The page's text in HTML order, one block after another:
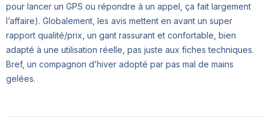
pour lancer un GPS ou répondre à un appel, ça fait largement
l’affaire). Globalement, les avis mettent en avant un super
rapport qualité/prix, un gant rassurant et confortable, bien
adapté à une utilisation réelle, pas juste aux fiches techniques.
Bref, un compagnon d’hiver adopté par pas mal de mains
gelées.